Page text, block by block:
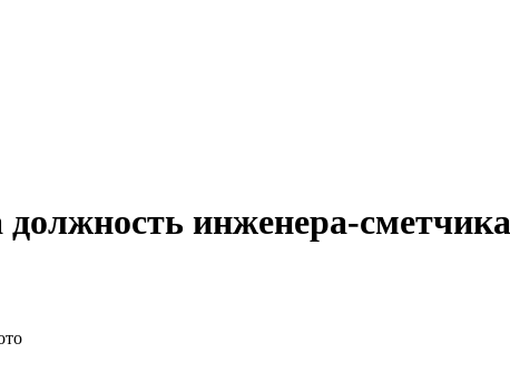
должность инженера-